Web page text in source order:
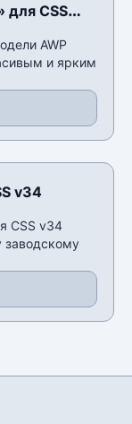
для CSS
AWP
и ярким
v34
CSS v34
заводскому